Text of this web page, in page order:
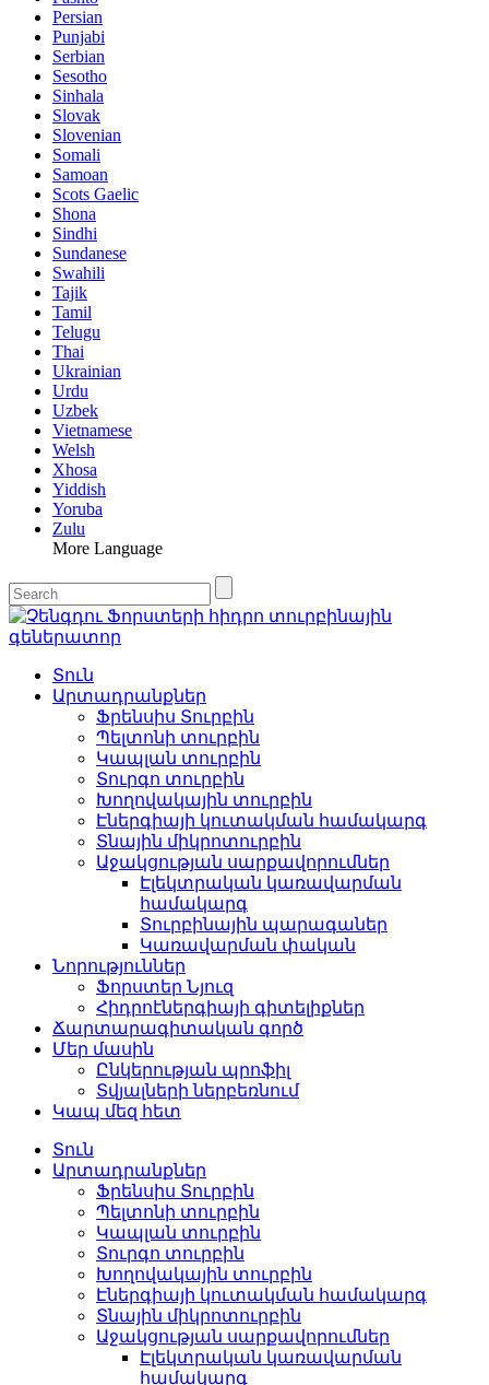
Persian
Punjabi
Serbian
Sesotho
Sinhala
Slovak
Slovenian
Somali
Samoan
Scots Gaelic
Shona
Sindhi
Sundanese
Swahili
Tajik
Tamil
Telugu
Thai
Ukrainian
Urdu
Uzbek
Vietnamese
Welsh
Xhosa
Yiddish
Yoruba
Zulu
More Language
Տուն
Արտադրանքներ
Ֆրենսիս Տուրբին
Պելտոնի տուրբին
Կապլան տուրբին
Տուրգո տուրբին
Խողովակային տուրբին
Էներգիայի կուտակման համակարգ
Տնային միկրոտուրբին
Աջակցության սարքավորումներ
Էլեկտրական կառավարման
համակարգ
Տուրբինային պարագաներ
Կառավարման փական
Նորություններ
Ֆորստեր Նյուզ
Հիդրոէներգիայի գիտելիքներ
Ճարտարագիտական ​​​​գործ
Մեր մասին
Ընկերության պրոֆիլ
Տվյալների ներբեռնում
Կապ մեզ հետ
Տուն
Արտադրանքներ
Ֆրենսիս Տուրբին
Պելտոնի տուրբին
Կապլան տուրբին
Տուրգո տուրբին
Խողովակային տուրբին
Էներգիայի կուտակման համակարգ
Տնային միկրոտուրբին
Աջակցության սարքավորումներ
Էլեկտրական կառավարման
համակարգ